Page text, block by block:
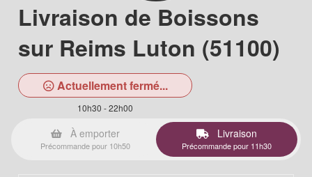
Livraison de Boissons
sur Reims Luton (51100)
Actuellement fermé...
10h30 - 22h00
À emporter
Précommande pour 10h50
Livraison
Précommande pour 11h30